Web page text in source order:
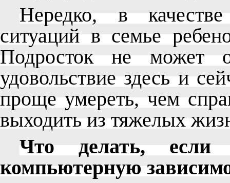
Нередко, в
ситуаций в семье
Подросток не может
удовольствие здесь и
проще умереть, чем
выходить из тяжелых
Что делать, если
компьютерную